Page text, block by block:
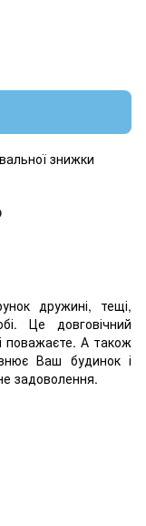
знижки
дружині, тещі,
Це довговічний
поважаєте. А також
Ваш будинок і
задоволення.